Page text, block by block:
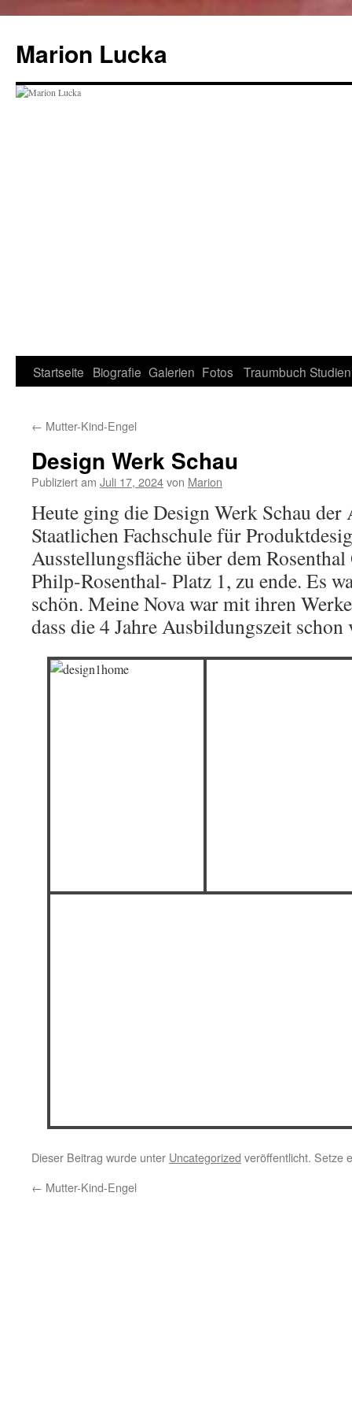
Marion Lucka
Zum
springen
Startseite Biografie Galerien Fotos Traumbuch Studien
← Mutter-Kind-Engel
Design Werk Schau
Publiziert am Juli 17, 2024von Marion
Heute ging die Design Werk Schau der
Staatlichen Fachschule für
Ausstellungsfläche über dem
Philp-Rosenthal- Platz 1, zu ende. Es
schön. Meine Nova war mit ihren
dass die 4 Jahre Ausbildungszeit
Dieser Beitrag wurde unter Uncategorized veröffentlicht. Setze
← Mutter-Kind-Engel